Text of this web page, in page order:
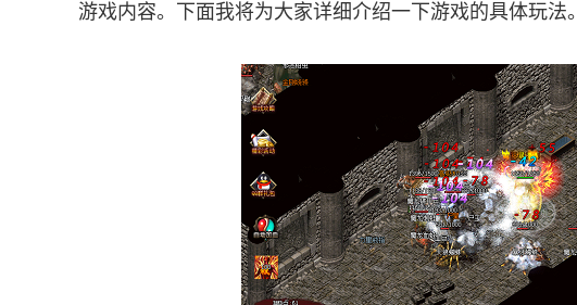
游戏内容。下面我将为大家详细介绍一下游戏的具体玩法。